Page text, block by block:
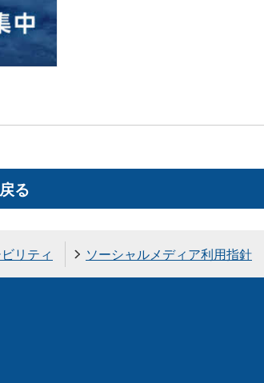
る
リティ ソーシャルメディア利用指針